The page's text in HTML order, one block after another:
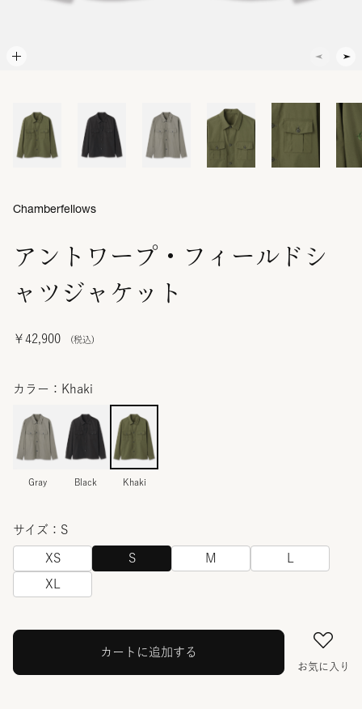
アントワープ・フィールドシ
ャツジャケット
￥42,900
Chamberfellows
カラー：Khaki
Gray Black Khaki
サイズ：S
XS S M
XL
カートに追加する
お気に入り